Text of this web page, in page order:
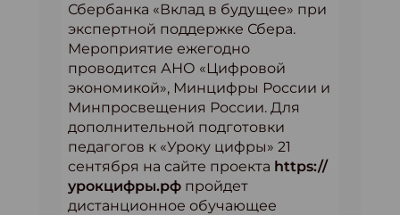
Сбербанка «Вклад в будущее» при
экспертной поддержке Сбера.
Мероприятие ежегодно
проводится АНО «Цифровой
экономикой», Минцифры России и
Минпросвещения России. Для
дополнительной подготовки
педагогов к «Уроку цифры» 21
сентября на сайте проекта https://
урокцифры.рф пройдет
дистанционное обучающее